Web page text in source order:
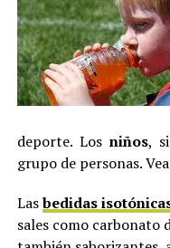
deporte. Losniños,
grupo de personas.
Lasbedidas
sales como carbonato